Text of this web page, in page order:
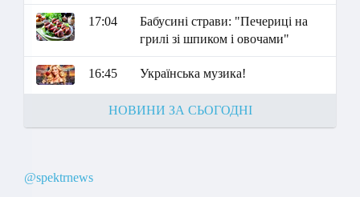
17:04
Бабусині страви: "Печериці на
грилі зі шпиком і овочами"
16:45 Українська музика!
НОВИНИ ЗА СЬОГОДНІ
@spektrnews